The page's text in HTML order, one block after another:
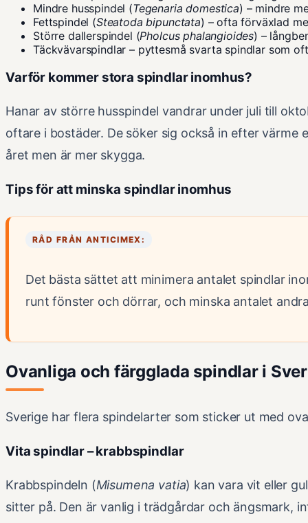
Mindre husspindel (Tegenaria domestica) – mindre
Fettspindel (Steatoda bipunctata) – ofta förväxlad
Större dallerspindel (Pholcus phalangioides) –
Täckvävarspindlar – pyttesmå svarta spindlar som
Varför kommer stora spindlar inomhus?
Hanar av större husspindel vandrar under juli till
oftare i bostäder. De söker sig också in efter värme
året men är mer skygga.
Tips för att minska spindlar inomhus
RÅD FRÅN ANTICIMEX:
Det bästa sättet att minimera antalet spindlar
runt fönster och dörrar, och minska antalet
Ovanliga och färgglada spindlar i
Sverige har flera spindelarter som sticker ut med
Vita spindlar – krabbspindlar
Krabbspindeln (Misumena vatia) kan vara vit eller
sitter på. Den är vanlig i trädgårdar och ängsmark,